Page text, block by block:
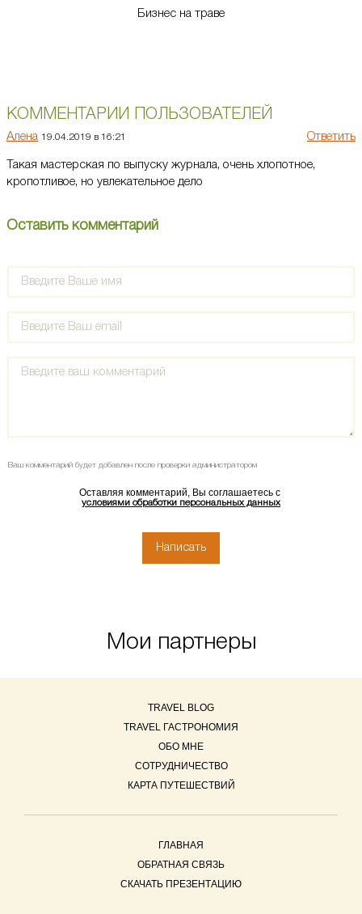
Бизнес на траве
КОММЕНТАРИИ ПОЛЬЗОВАТЕЛЕЙ
Алена 19.04.2019 в 16:21 Ответить
Такая мастерская по выпуску журнала, очень хлопотное,
кропотливое, но увлекательное дело
Оставить комментарий
Ваш комментарий будет добавлен после проверки администратором
Оставляя комментарий, Вы соглашаетесь с
условиями обработки персональных данных
Мои партнеры
TRAVEL BLOG
TRAVEL ГАСТРОНОМИЯ
ОБО МНЕ
СОТРУДНИЧЕСТВО
КАРТА ПУТЕШЕСТВИЙ
ГЛАВНАЯ
ОБРАТНАЯ СВЯЗЬ
СКАЧАТЬ ПРЕЗЕНТАЦИЮ